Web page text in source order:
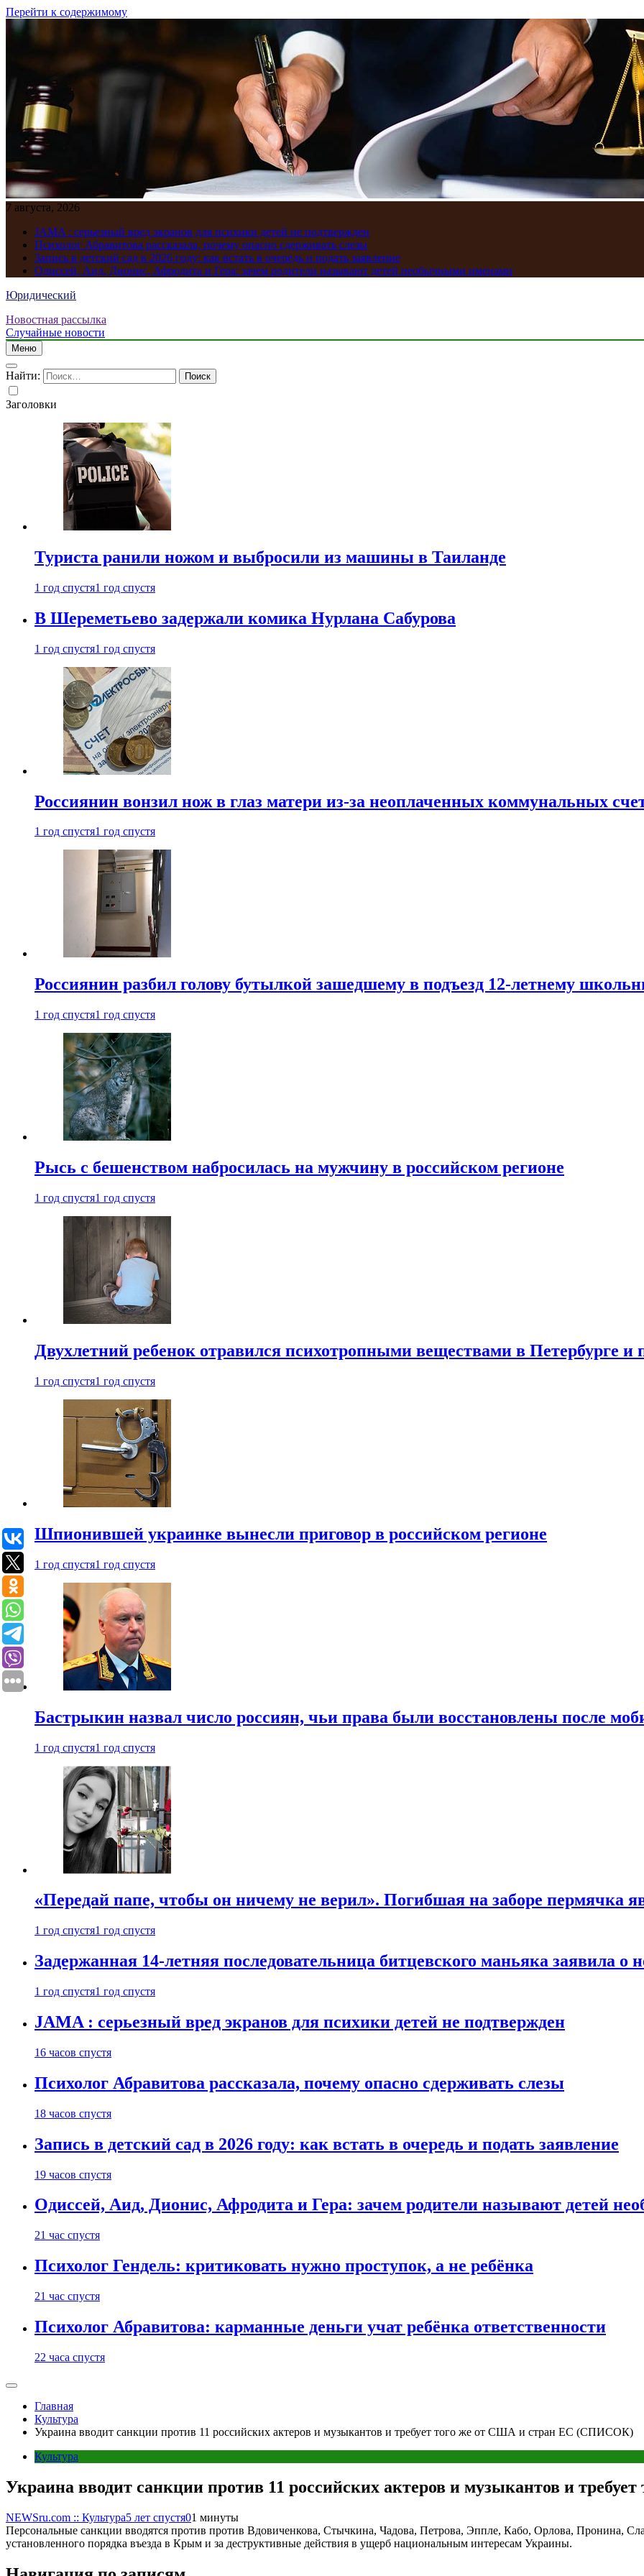
Перейти к содержимому
7 августа, 2026
JAMA : серьезный вред экранов для психики детей не подтвержден
Психолог Абравитова рассказала, почему опасно сдерживать слезы
Запись в детский сад в 2026 году: как встать в очередь и подать заявление
Одиссей, Аид, Дионис, Афродита и Гера: зачем родители называют детей необычными именами
Юридический
Новостная рассылка
Случайные новости
Меню
Найти:
Заголовки
Туриста ранили ножом и выбросили из машины в Таиланде
1 год спустя1 год спустя
В Шереметьево задержали комика Нурлана Сабурова
1 год спустя1 год спустя
Россиянин вонзил нож в глаз матери из-за неоплаченных коммунальных
1 год спустя1 год спустя
Россиянин разбил голову бутылкой зашедшему в подъезд 12-летнему
1 год спустя1 год спустя
Рысь с бешенством набросилась на мужчину в российском регионе
1 год спустя1 год спустя
Двухлетний ребенок отравился психотропными веществами в Петербурге
1 год спустя1 год спустя
Шпионившей украинке вынесли приговор в российском регионе
1 год спустя1 год спустя
Бастрыкин назвал число россиян, чьи права были восстановлены после
1 год спустя1 год спустя
«Передай папе, чтобы он ничему не верил». Погибшая на заборе пермячка
1 год спустя1 год спустя
Задержанная 14-летняя последовательница битцевского маньяка заявила о
1 год спустя1 год спустя
JAMA : серьезный вред экранов для психики детей не подтвержден
16 часов спустя
Психолог Абравитова рассказала, почему опасно сдерживать слезы
18 часов спустя
Запись в детский сад в 2026 году: как встать в очередь и подать заявление
19 часов спустя
Одиссей, Аид, Дионис, Афродита и Гера: зачем родители называют детей
21 час спустя
Психолог Гендель: критиковать нужно проступок, а не ребёнка
21 час спустя
Психолог Абравитова: карманные деньги учат ребёнка ответственности
22 часа спустя
Главная
Культура
Украина вводит санкции против 11 российских актеров и музыкантов и требует того же от США и стран ЕС (СПИСОК)
Культура
Украина вводит санкции против 11 российских актеров и музыкантов и
NEWSru.com :: Культура5 лет спустя01 минуты
Персональные санкции вводятся против против Вдовиченкова, Стычкина, Чадова, Петрова, Эппле, Кабо, Орлова, Пронина,
установленного порядка въезда в Крым и за деструктивные действия в ущерб национальным интересам Украины.